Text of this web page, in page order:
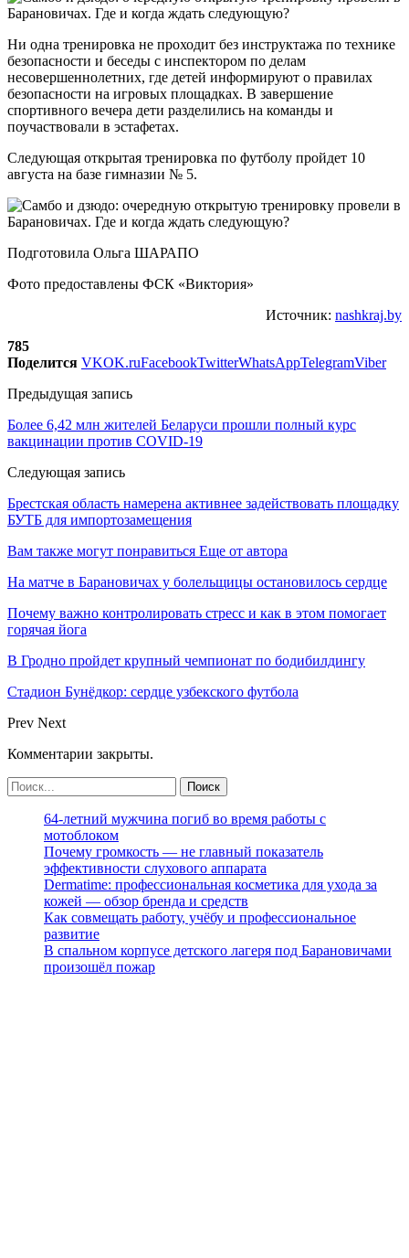
Ни одна тренировка не проходит без инструктажа по технике
безопасности и беседы с инспектором по делам
несовершеннолетних, где детей информируют о правилах
безопасности на игровых площадках. В завершение
спортивного вечера дети разделились на команды и
поучаствовали в эстафетах.
Следующая открытая тренировка по футболу пройдет 10
августа на базе гимназии № 5.
Подготовила Ольга ШАРАПО
Фото предоставлены ФСК «Виктория»
Источник: nashkraj.by
785
Поделится VKOK.ruFacebookTwitterWhatsAppTelegramViber
Предыдущая запись
Более 6,42 млн жителей Беларуси прошли полный курс
вакцинации против COVID-19
Следующая запись
Брестская область намерена активнее задействовать площадку
БУТБ для импортозамещения
Вам также могут понравиться Еще от автора
На матче в Барановичах у болельщицы остановилось сердце
Почему важно контролировать стресс и как в этом помогает
горячая йога
В Гродно пройдет крупный чемпионат по бодибилдингу
Стадион Бунёдкор: сердце узбекского футбола
Prev Next
Комментарии закрыты.
64-летний мужчина погиб во время работы с
мотоблоком
Почему громкость — не главный показатель
эффективности слухового аппарата
Dermatime: профессиональная косметика для ухода за
кожей — обзор бренда и средств
Как совмещать работу, учёбу и профессиональное
развитие
В спальном корпусе детского лагеря под Барановичами
произошёл пожар